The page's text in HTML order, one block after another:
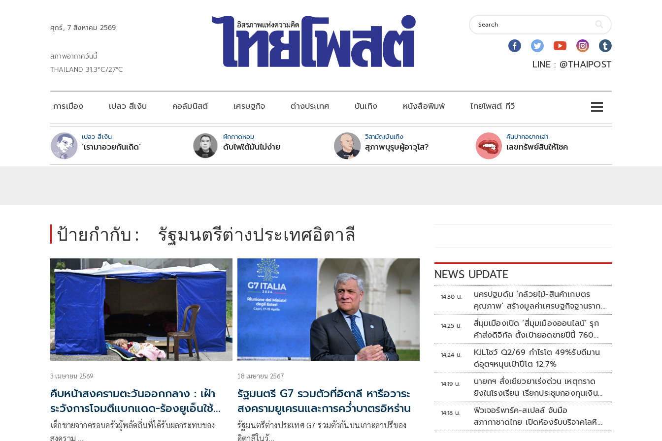
ศุกร์, 7 สิงหาคม 2569
สภาพอากาศวันนี้
THAILAND 31.3°C/27°C
LINE : @THAIPOST
การเมือง เปลว สีเงิน คอลัมนิสต์ เศรษฐกิจ ต่างประเทศ บันเทิง หนังสือพิมพ์ ไทยโพสต์ ทีวี
เปลว สีเงิน
‘เรามาอวยกันเถิด’
ผักกาดหอม
ดับไฟใต้มันไม่ง่าย
วิสามัญบันเทิง
สุภาพบุรุษผู้อาวุโส?
คันปากอยากเล่า
เลขทรัพย์สินให้โชค
ป้ายกำกับ : รัฐมนตรีต่างประเทศอิตาลี
3 เมษายน 2569
คืบหน้าสงครามตะวันออกกลาง : เฝ้า
ระวังการโจมตีแบกแดด-ร้องยูเอ็นใช้
กำลังเปิดช่องแคบ
เด็กชายจากครอบครัวผู้พลัดถิ่นที่ได้รับผลกระทบของ
สงคราม …
18 เมษายน 2567
รัฐมนตรี G7 รวมตัวที่อิตาลี หารือวาระ
สงครามยูเครนและการคว่ำบาตรอิหร่าน
รัฐมนตรีต่างประเทศ G7 รวมตัวกันบนเกาะคาปรีของ
อิตาลีในวั…
NEWS UPDATE
14:30 น.
นครปฐมดัน ‘กล้วยไม้-สินค้าเกษตร
คุณภาพ’ สร้างมูลค่าเศรษฐกิจฐานราก
ตั้งเป้าเงินสะพัด 10 ล้านบาท
14:25 น.
สี่มุมเมืองเปิด ‘สี่มุมเมืองออนไลน์’ รุก
ค้าส่งดิจิทัล ตั้งเป้ายอดขายปีนี้ 760
ล้านบาท
14:24 น.
KJLโชว์ Q2/69 กำไรโต 49%รับดีมาน
ด์อุตฯหนุนเป้าปีโต 12.7%
14:19 น.
นายกฯ สั่งเยียวยาเร่งด่วน เหตุกราด
ยิงในโรงเรียน เรียกประชุมกองทุนเงิน
ช่วยเหลือฯทันที
14:18 น.
ฟิวเจอร์พาร์ค-สเปลล์ จับมือ
สภากาชาดไทย เปิดห้องรับบริจาคโลหิต
ประจำแห่งแรกในศูนย์การค้าปทุมธานี